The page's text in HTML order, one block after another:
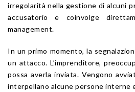
irregolarità nella gestione di alcuni
accusatorio e coinvolge
management.
In un primo momento, la
un attacco. L’imprenditore,
possa averla inviata. Vengono
interpellano alcune persone interne